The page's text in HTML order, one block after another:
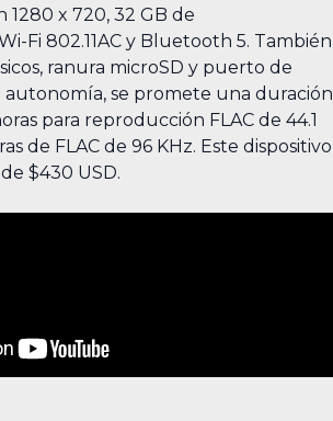
1280 x 720, 32 GB de
Fi 802.11AC y Bluetooth 5. También
ranura microSD y puerto de
autonomía, se promete una duración
para reproducción FLAC de 44.1
de FLAC de 96 KHz. Este dispositivo
$430 USD.